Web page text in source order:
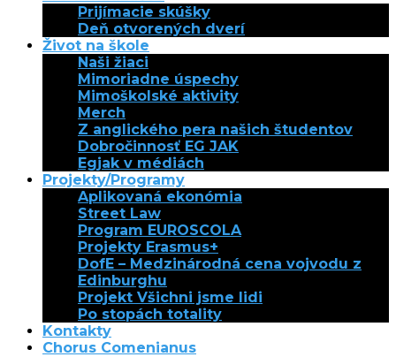
Prijímacie skúšky
Deň otvorených dverí
Život na škole
Naši žiaci
Mimoriadne úspechy
Mimoškolské aktivity
Merch
Z anglického pera našich študentov
Dobročinnosť EG JAK
Egjak v médiách
Projekty/Programy
Aplikovaná ekonómia
Street Law
Program EUROSCOLA
Projekty Erasmus+
DofE – Medzinárodná cena vojvodu z
Edinburghu
Projekt Všichni jsme lidi
Po stopách totality
Kontakty
Chorus Comenianus